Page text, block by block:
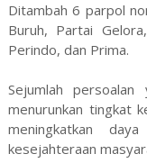
Ditambah 6 parpol
Buruh, Partai
Perindo, dan Prima.
Sejumlah
menurunkan tingkat
meningkatkan
kesejahteraan